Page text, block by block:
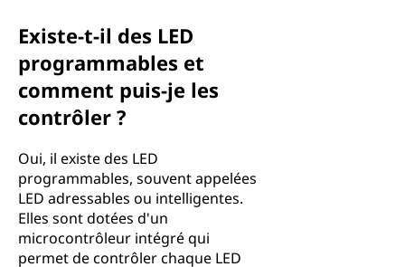
Existe-t-il des LED
programmables et
comment puis-je les
contrôler ?
Oui, il existe des LED
programmables, souvent appelées
LED adressables ou intelligentes.
Elles sont dotées d'un
microcontrôleur intégré qui
permet de contrôler chaque LED